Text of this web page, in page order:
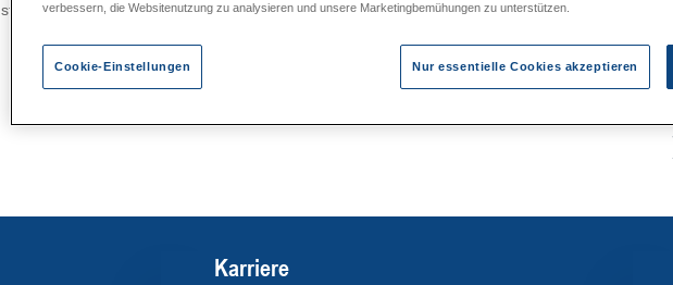
standardisierte Wärmeübergabestationen ohne TWE 0D-*H
Karriere
verbessern, die Websitenutzung zu analysieren und unsere Marketingbemühungen zu unterstützen.
Cookie-Einstellungen Nur essentielle Cookies akzeptieren